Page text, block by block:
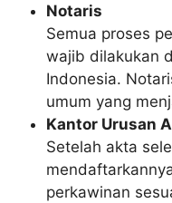
Notaris
Semua proses
wajib dilakukan
Indonesia.
umum yang
Kantor Urusan
Setelah akta
perkawinan